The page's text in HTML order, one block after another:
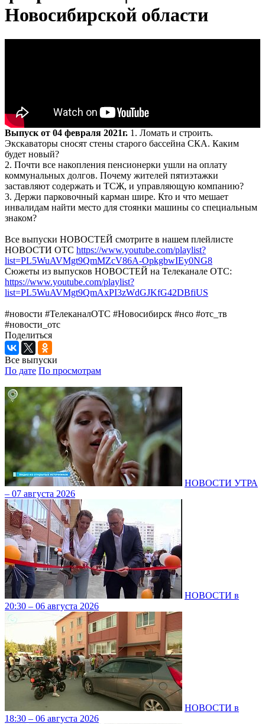
Новосибирской области
Выпуск от 04 февраля 2021г. 1. Ломать и строить.
Экскаваторы сносят стены старого бассейна СКА. Каким
будет новый?
2. Почти все накопления пенсионерки ушли на оплату
коммунальных долгов. Почему жителей пятиэтажки
заставляют содержать и ТСЖ, и управляющую компанию?
3. Держи парковочный карман шире. Кто и что мешает
инвалидам найти место для стоянки машины со специальным
знаком?
Все выпуски НОВОСТЕЙ смотрите в нашем плейлисте
НОВОСТИ ОТС https://www.youtube.com/playlist?
list=PL5WuAVMgt9QmMZcV86A-OpkgbwIEy0NG8
Сюжеты из выпусков НОВОСТЕЙ на Телеканале ОТС:
https://www.youtube.com/playlist?
list=PL5WuAVMgt9QmAxPI3zWdGJKfG42DBfiUS
#новости #ТелеканалОТС #Новосибирск #нсо #отс_тв
#новости_отс
Поделиться
Все выпуски
По дате По просмотрам
НОВОСТИ УТРА
– 07 августа 2026
НОВОСТИ в
20:30 – 06 августа 2026
НОВОСТИ в
18:30 – 06 августа 2026